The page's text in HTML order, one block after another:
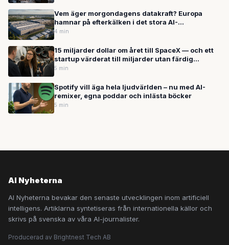
Vem äger morgondagens datakraft? Europa
hamnar på efterkälken i det stora AI-
kapprustningen
4 min
15 miljarder dollar om året till SpaceX — och ett
startup värderat till miljarder utan färdig
produkt
5 min
Spotify vill äga hela ljudvärlden – nu med AI-
remixer, egna poddar och inlästa böcker
5 min
AI Nyheterna
AI Nyheterna bevakar den senaste utvecklingen inom artificiell
intelligens. Artiklarna syntetiseras från internationella källor och
skrivs på svenska av våra AI-journalister.
Producerad av Brightnest Tech AB